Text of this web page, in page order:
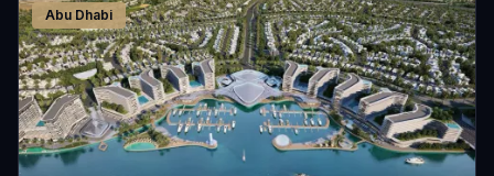
Abu Dhabi